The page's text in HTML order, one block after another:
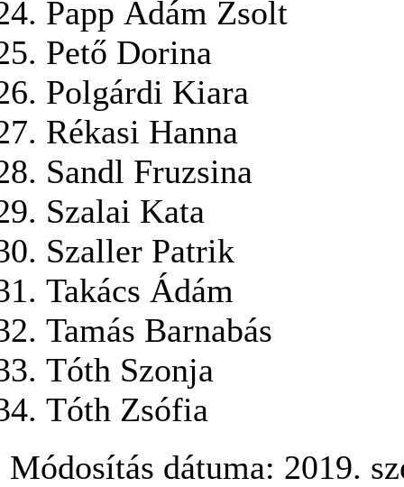
Papp Ádám Zsolt
Pető Dorina
Polgárdi Kiara
Rékasi Hanna
Sandl Fruzsina
Szalai Kata
Szaller Patrik
Takács Ádám
Tamás Barnabás
Tóth Szonja
Tóth Zsófia
Módosítás dátuma: 2019.